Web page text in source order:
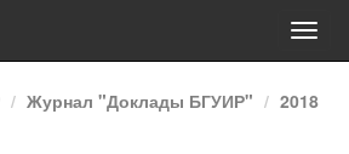
Журнал "Доклады БГУИР"
2018